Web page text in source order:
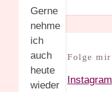
Gerne
nehme
ich
auch
heute
wieder
Folge
Instagram